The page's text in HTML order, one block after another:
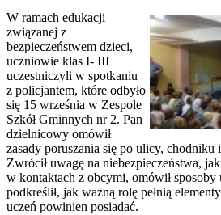
W ramach edukacji
związanej z
bezpieczeństwem dzieci,
uczniowie klas I- III
uczestniczyli w spotkaniu
z policjantem, które odbyło
się 15 września w Zespole
Szkół Gminnych nr 2. Pan
dzielnicowy omówił
zasady poruszania się po ulicy, chodniku
Zwrócił uwagę na niebezpieczeństwa,
w kontaktach z obcymi, omówił sposoby
podkreślił, jak ważną rolę pełnią
uczeń powinien posiadać.